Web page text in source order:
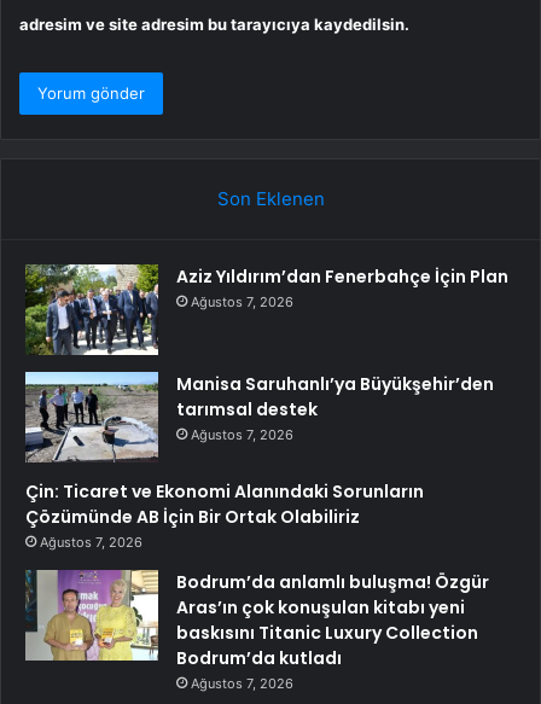
adresim ve site adresim bu tarayıcıya kaydedilsin.
Son Eklenen
Aziz Yıldırım’dan Fenerbahçe İçin Plan
Ağustos 7, 2026
Manisa Saruhanlı’ya Büyükşehir’den
tarımsal destek
Ağustos 7, 2026
Çin: Ticaret ve Ekonomi Alanındaki Sorunların
Çözümünde AB İçin Bir Ortak Olabiliriz
Ağustos 7, 2026
Bodrum’da anlamlı buluşma! Özgür
Aras’ın çok konuşulan kitabı yeni
baskısını Titanic Luxury Collection
Bodrum’da kutladı
Ağustos 7, 2026